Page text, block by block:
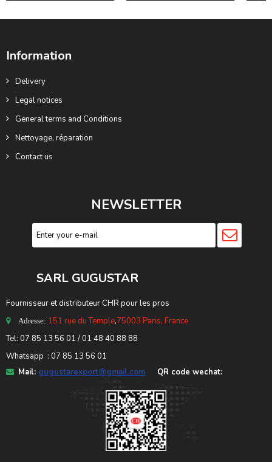
Information
Delivery
Legal notices
General terms and Conditions
Nettoyage, réparation
Contact us
NEWSLETTER
SARL GUGUSTAR
Fournisseur et distributeur CHR pour les pros
Adresse: 151 rue du Temple,75003 Paris, France
Tel: 07 85 13 56 01 / 01 48 40 88 88
Whatsapp : 07 85 13 56 01
Mail: gugustarexport@gmail.com QR code wechat: